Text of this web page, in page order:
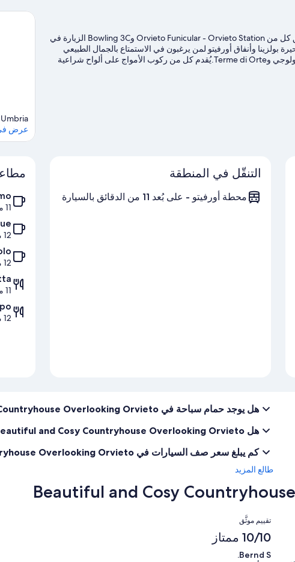
تقع إقامة الكوخ هذه بمدينة اورفيتو وهي في موقع ريفي. يستحق كل من Orvieto Funicular - Orvieto Station وBowling 3C الزيارة في
وأنفاق أورفيتو لمن يرغبون في الاستمتاع بالجمال الطبيعي
للمنطقة.هل تصطحب أطفالك في السفر؟ لا تفوت المتحف الجيولوجي وTerme di Orte.يُقدم كل من ركوب الأمواج على ألواح شراعية
في المياة المحيطة، أو يُمكنك الاستمتاع بخوض تجارب مثيرة من
عرض
التنقّل في المنطقة
محطة أورفيتو - على بُعد 11 من الدقائق بالسيارة
11 من الدقائق بالسيارة
12 من الدقائق بالسيارة
12 من الدقائق بالسيارة
11 من الدقائق بالسيارة
12 من الدقائق بالسيارة
هل يوجد حمام سباحة في Beautiful and Cosy Countryhouse Overlooking Orvieto؟
هل Beautiful and Cosy Countryhouse Overlooking Orvieto مناسبة لاصطحاب الحيوانات الأليفة؟
كم يبلغ سعر صف السيارات في Beautiful and Cosy Countryhouse Overlooking Orvieto؟
طالع المزيد
التقييمات
تقييم موثَّق
10/10 ممتاز
Bernd S.